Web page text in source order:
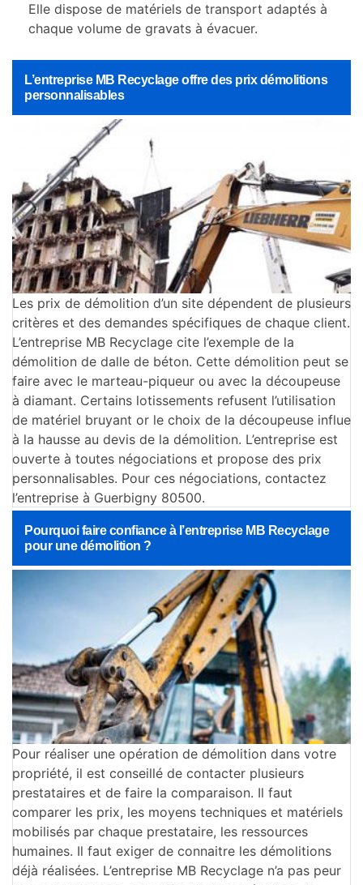
L’entreprise MB Recyclage offre des prix démolitions
personnalisables
Les prix de démolition d’un site dépendent de plusieurs
critères et des demandes spécifiques de chaque client.
L’entreprise MB Recyclage cite l’exemple de la
démolition de dalle de béton. Cette démolition peut se
faire avec le marteau-piqueur ou avec la découpeuse
à diamant. Certains lotissements refusent l’utilisation
de matériel bruyant or le choix de la découpeuse influe
à la hausse au devis de la démolition. L’entreprise est
ouverte à toutes négociations et propose des prix
personnalisables. Pour ces négociations, contactez
l’entreprise à Guerbigny 80500.
Pourquoi faire confiance à l’entreprise MB Recyclage
pour une démolition ?
Pour réaliser une opération de démolition dans votre
propriété, il est conseillé de contacter plusieurs
prestataires et de faire la comparaison. Il faut
comparer les prix, les moyens techniques et matériels
mobilisés par chaque prestataire, les ressources
humaines. Il faut exiger de connaitre les démolitions
déjà réalisées. L’entreprise MB Recyclage n’a pas peur
Elle dispose de matériels de transport adaptés à
chaque volume de gravats à évacuer.